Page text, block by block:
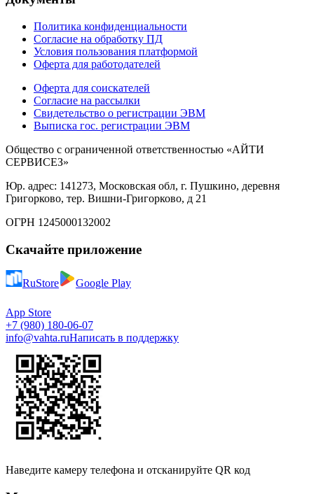
Политика конфиденциальности
Согласие на обработку ПД
Условия пользования платформой
Оферта для работодателей
Оферта для соискателей
Согласие на рассылки
Свидетельство о регистрации ЭВМ
Выписка гос. регистрации ЭВМ
Общество с ограниченной ответственностью «АЙТИ
СЕРВИСЕЗ»
Юр. адрес: 141273, Московская обл, г. Пушкино, деревня
Григорково, тер. Вишни-Григорково, д 21
ОГРН 1245000132002
Скачайте приложение
RuStore Google Play
App Store
+7 (980) 180-06-07
info@vahta.ruНаписать в поддержку
Наведите камеру телефона и отсканируйте QR код